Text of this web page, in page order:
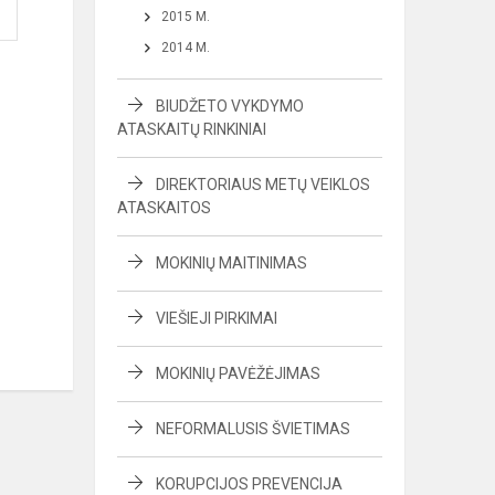
2015 M.
2014 M.
BIUDŽETO VYKDYMO
ATASKAITŲ RINKINIAI
DIREKTORIAUS METŲ VEIKLOS
ATASKAITOS
MOKINIŲ MAITINIMAS
VIEŠIEJI PIRKIMAI
MOKINIŲ PAVĖŽĖJIMAS
NEFORMALUSIS ŠVIETIMAS
KORUPCIJOS PREVENCIJA